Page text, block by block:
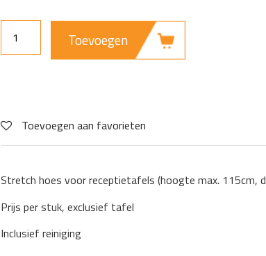
Toevoegen
Toevoegen aan favorieten
Stretch hoes voor receptietafels (hoogte max. 115cm,
Prijs per stuk, exclusief tafel
Inclusief reiniging